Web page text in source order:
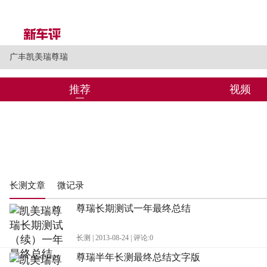
推荐 视频
广丰凯美瑞尊瑞
长测文章 微记录
尊瑞长期测试一年最终总结
长测 | 2013-08-24 | 评论:0
尊瑞半年长测最终总结文字版